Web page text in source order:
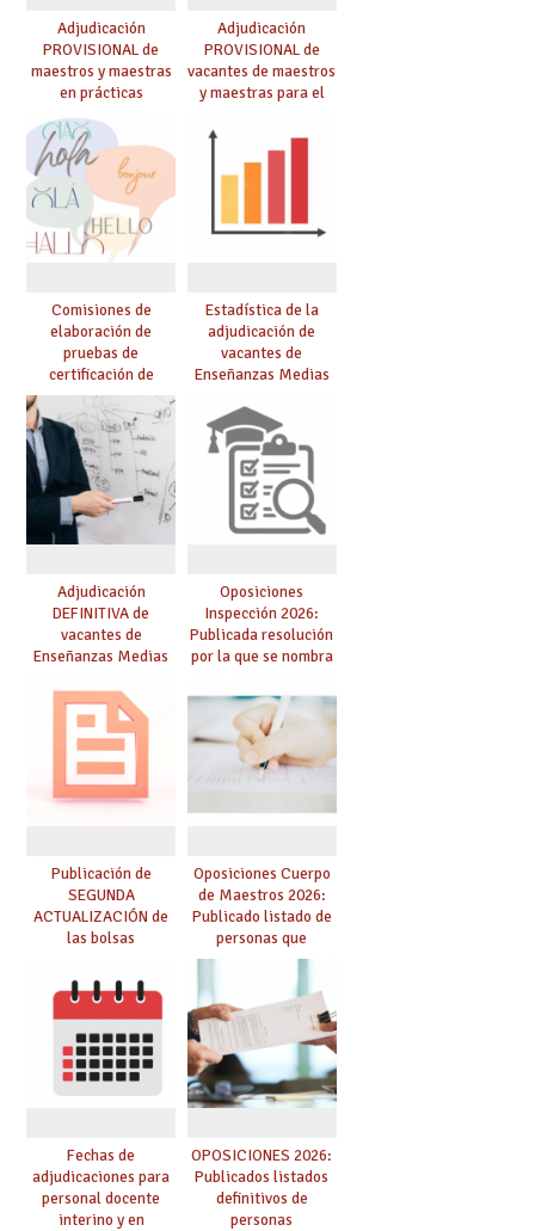
Adjudicación
PROVISIONAL de
maestros y maestras
en prácticas
Adjudicación
PROVISIONAL de
vacantes de maestros
y maestras para el
Comisiones de
elaboración de
pruebas de
certificación de
competencia
lingüística: publicada
resolución definitiva
Estadística de la
adjudicación de
vacantes de
Enseñanzas Medias
Adjudicación
DEFINITIVA de
vacantes de
Enseñanzas Medias
Oposiciones
Inspección 2026:
Publicada resolución
por la que se nombra
prácticas, se regulan
dichas prácticas y se
convoca acto público
de adjudicación
Publicación de
SEGUNDA
ACTUALIZACIÓN de
las bolsas
Cuerpo de Maestros
de especialidades
convocadas a
oposición
Oposiciones Cuerpo
de Maestros 2026:
Publicado listado de
personas que
adquieren nueva
especialidad
Fechas de
adjudicaciones para
personal docente
interino y en
OPOSICIONES 2026:
Publicados listados
definitivos de
personas